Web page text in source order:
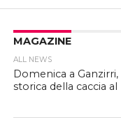
MAGAZINE
ALL NEWS
Domenica a
storica della caccia